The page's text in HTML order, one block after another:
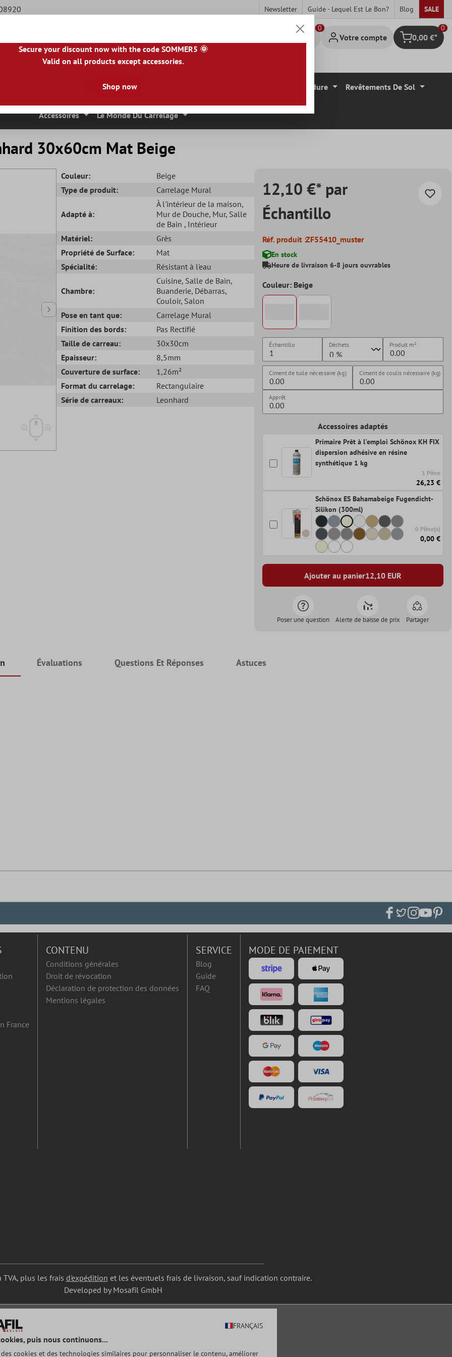
Newsletter Guide - Lequel Est Le Bon? Blog SALE
Votre compte Panier
0
0,00 €*
ES|PL|PT| FI|GR|RO|NO|HU|BG|HR
Carreaux En Pierre Naturelle Carrelage Mural Bordure Revêtements De Sol
Accessoires Le Monde Du Carrelage
30x60cm Mat Beige
Couleur:
Beige
Type de produit:
Carrelage Mural
Adapté à:
À l'intérieur de la maison,
Mur de Douche, Mur, Salle
de Bain , Intérieur
Matériel:
Grès
Propriété de Surface:
Mat
Spécialité:
Résistant à l'eau
Chambre:
Cuisine, Salle de Bain,
Buanderie, Débarras,
Couloir, Salon
Pose en tant que:
Carrelage Mural
Finition des bords:
Pas Rectifié
Taille de carreau:
30x30cm
Epaisseur:
8,5mm
Couverture de surface:
1,26m²
Format du carrelage:
Rectangulaire
Série de carreaux:
Leonhard
12,10 €* par
Échantillo
Réf. produit :ZF55410_muster
En stock
Heure de livraison 6-8 jours ouvrables
Couleur: Beige
Échantillo Déchets Produit m²
Ciment de tuile nécessaire (kg) Ciment de coulis nécessaire (kg)
Apprêt
Accessoires adaptés
Primaire Prêt à l'emploi Schönox KH FIX
dispersion adhésive en résine
synthétique 1 kg
1 Pièce
26,23 €
Schönox ES Bahamabeige Fugendicht-
Silikon (300ml)
0 Pièce(s)
0,00 €
Ajouter au panier12,10EUR
Poser une question Alerte de baisse de prix Partager
Évaluations Questions Et Réponses Astuces
France
CONTENU
Conditions générales
Droit de révocation
Déclaration de protection des données
Mentions légales
SERVICE
Blog
Guide
FAQ
MODE DE PAIEMENT
plus les frais d'expédition et les éventuels frais de livraison, sauf indication contraire.
Developed by Mosafil GmbH
FRANÇAIS
puis nous continuons...
cookies et des technologies similaires pour personnaliser le contenu, améliorer
Secure your discount now with the code SOMMER5 🌞
Valid on all products except accessories.
Shop now